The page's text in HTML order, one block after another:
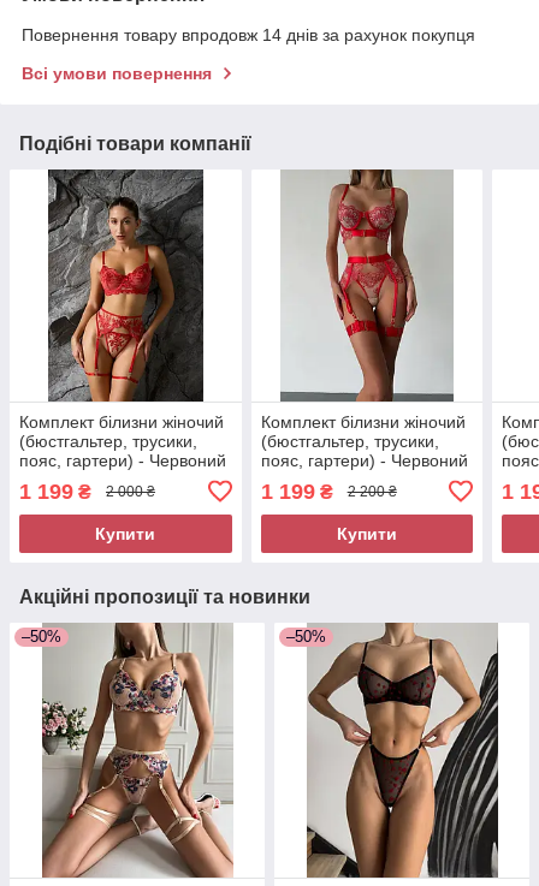
Повернення товару впродовж 14 днів за рахунок покупця
Всі умови повернення
Подібні товари компанії
Комплект білизни жіночий
(бюстгальтер, трусики,
пояс, гартери) - Червоний
1 199 ₴ 2 000 ₴
Купити
Комплект білизни жіночий
(бюстгальтер, трусики,
пояс, гартери) - Червоний
1 199₴ 2 200 ₴
Купити
1
Акційні пропозиції та новинки
–50% –50%